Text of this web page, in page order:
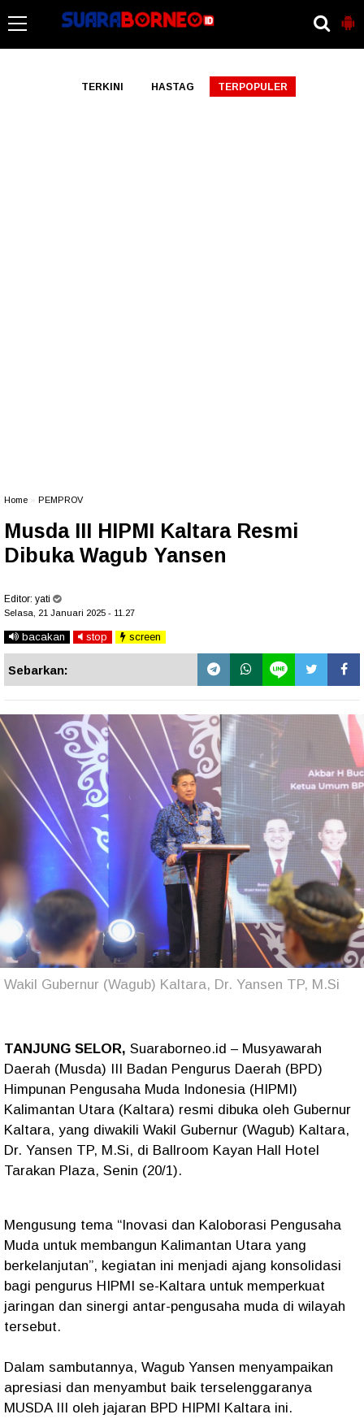
TERKINI HASTAG TERPOPULER
Home PEMPROV
Musda III HIPMI Kaltara Resmi
Dibuka Wagub Yansen
Editor: yati
Selasa, 21 Januari 2025 - 11.27
bacakan stop screen
Sebarkan:
Wakil Gubernur (Wagub) Kaltara, Dr. Yansen TP, M.Si
TANJUNG SELOR, Suaraborneo.id – Musyawarah
Daerah (Musda) III Badan Pengurus Daerah (BPD)
Himpunan Pengusaha Muda Indonesia (HIPMI)
Kalimantan Utara (Kaltara) resmi dibuka oleh Gubernur
Kaltara, yang diwakili Wakil Gubernur (Wagub) Kaltara,
Dr. Yansen TP, M.Si, di Ballroom Kayan Hall Hotel
Tarakan Plaza, Senin (20/1).
Mengusung tema “Inovasi dan Kaloborasi Pengusaha
Muda untuk membangun Kalimantan Utara yang
berkelanjutan”, kegiatan ini menjadi ajang konsolidasi
bagi pengurus HIPMI se-Kaltara untuk memperkuat
jaringan dan sinergi antar-pengusaha muda di wilayah
tersebut.
Dalam sambutannya, Wagub Yansen menyampaikan
apresiasi dan menyambut baik terselenggaranya
MUSDA III oleh jajaran BPD HIPMI Kaltara ini.